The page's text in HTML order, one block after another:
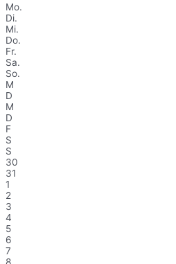
Mo.
Di.
Mi.
Do.
Fr.
Sa.
So.
M
D
M
D
F
S
S
30
31
1
2
3
4
5
6
7
8